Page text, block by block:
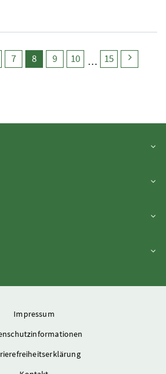
search.page
7 search.page
8(search.pagecurrent)
search.page
9 search.page
10 search.page
15
Impressum